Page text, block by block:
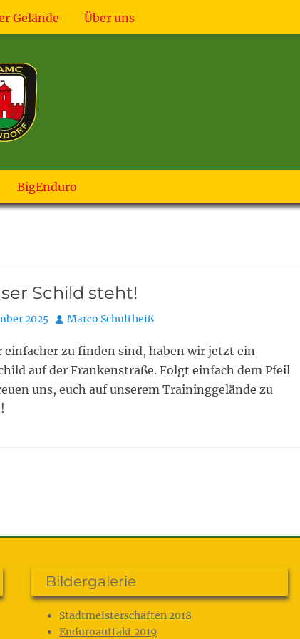
Gelände Über uns
BigEnduro
Schild steht!
2025 Autor
Marco Schultheiß
einfacher zu finden sind, haben wir jetzt ein
auf der Frankenstraße. Folgt einfach dem Pfeil
uns, euch auf unserem Traininggelände zu
Bildergalerie
Stadtmeisterschaften 2018
Enduroauftakt 2019